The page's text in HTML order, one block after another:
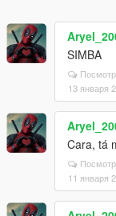
SIMBA
13 января
Cara, tá
11 января